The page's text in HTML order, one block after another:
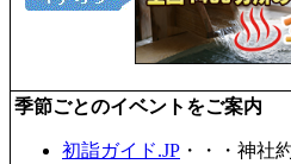
季節ごとのイベントをご案内
初詣ガイド.JP ・・・神社